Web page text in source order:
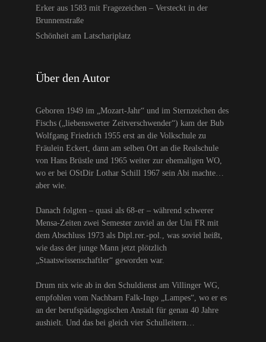
Erker aus 1583 mit Fragezeichen – Versteckt in der
Brunnenstraße
Schönheit am Latschariplatz
Über den Autor
Geboren 1949 im „Mozart-Jahr“ und im Sternzeichen des
Fischs („liebenswerter Zeitverschwender“) kam der Bub
Wolfgang Friedrich 1955 erst an die Volkschule zu
Fräulein Eckert, dann am selben Ort an die Realschule
von Hans Brüstle und 1965 weiter zur ehemaligen WO,
wo er bei OStDir Lothar Schill 1967 sein Abi machte…
aber wie.
Danach folgten – quasi als 68-er – während schwerer
Mensa-Zeiten zwei Semester zuviel an der Uni FR mit
dem Abschluss 1973 als Dipl.rer.-pol., was soviel heißt,
wie dass der junge Mann jetzt plötzlich
„Staatswissenschaftler“ geworden war.
Drum nix wie ab in den Schuldienst am Villinger WG,
empfohlen vom Nachbarn Falk-Ingo „Lampes“, wo er es
an der berufspädagogischen Anstalt für genau 40 Jahre
aushielt. Und das bei gleich vier Schulleitern…